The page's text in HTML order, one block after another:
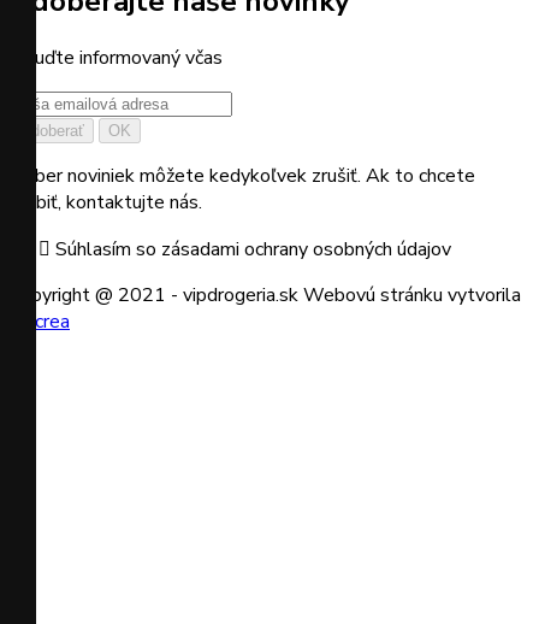
a buďte informovaný včas
Odber noviniek môžete kedykoľvek zrušiť. Ak to chcete
urobiť, kontaktujte nás.
 Súhlasím so zásadami ochrany osobných údajov
Copyright @ 2021 - vipdrogeria.skWebovú stránku vytvorila
be.crea